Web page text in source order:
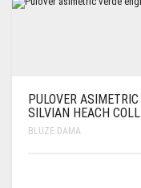
PULOVER
SILVIAN HEACH
BLUZE DAMA